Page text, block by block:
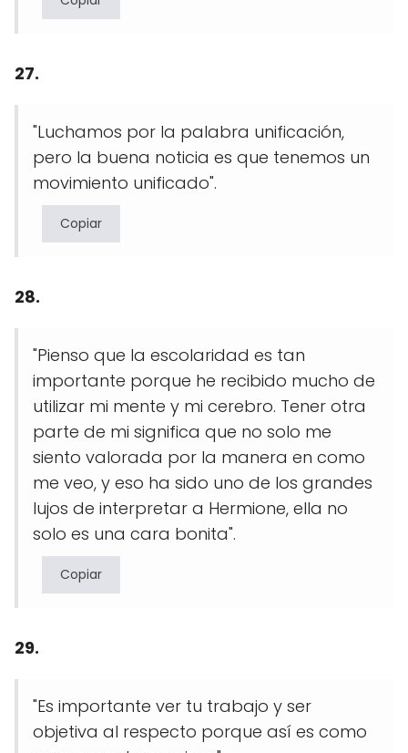
27.
"Luchamos por la palabra unificación,
pero la buena noticia es que tenemos un
movimiento unificado".
Copiar
28.
"Pienso que la escolaridad es tan
importante porque he recibido mucho de
utilizar mi mente y mi cerebro. Tener otra
parte de mi significa que no solo me
siento valorada por la manera en como
me veo, y eso ha sido uno de los grandes
lujos de interpretar a Hermione, ella no
solo es una cara bonita".
Copiar
29.
"Es importante ver tu trabajo y ser
objetiva al respecto porque así es como